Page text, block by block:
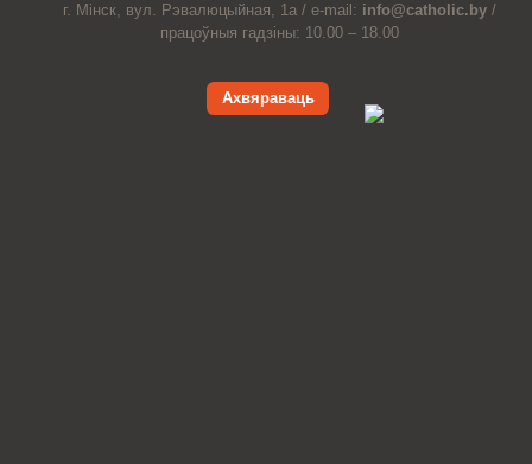
г. Мінск, вул. Рэвалюцыйная, 1а / e-mail: info@catholic.by /
працоўныя гадзіны: 10.00 – 18.00
Ахвяраваць